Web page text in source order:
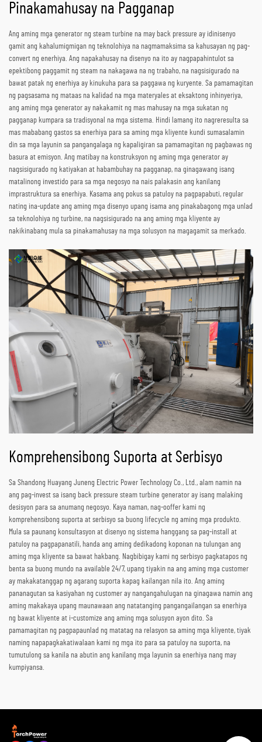
Pinakamahusay na Pagganap
Ang aming mga generator ng steam turbine na may back pressure ay idinisenyo
gamit ang kahalumigmigan ng teknolohiya na nagmamaksima sa kahusayan ng pag-
convert ng enerhiya. Ang napakahusay na disenyo na ito ay nagpapahintulot sa
epektibong paggamit ng steam na nakagawa na ng trabaho, na nagsisigurado na
bawat patak ng enerhiya ay kinukuha para sa paggawa ng kuryente. Sa pamamagitan
ng pagsasama ng mataas na kalidad na mga materyales at eksaktong inhinyeriya,
ang aming mga generator ay nakakamit ng mas mahusay na mga sukatan ng
pagganap kumpara sa tradisyonal na mga sistema. Hindi lamang ito nagreresulta sa
mas mababang gastos sa enerhiya para sa aming mga kliyente kundi sumasalamin
din sa mga layunin sa pangangalaga ng kapaligiran sa pamamagitan ng pagbawas ng
basura at emisyon. Ang matibay na konstruksyon ng aming mga generator ay
nagsisigurado ng katiyakan at habambuhay na pagganap, na ginagawang isang
matalinong investido para sa mga negosyo na nais palakasin ang kanilang
imprastruktura sa enerhiya. Kasama ang pokus sa patuloy na pagpapabuti, regular
nating ina-update ang aming mga disenyo upang isama ang pinakabagong mga unlad
sa teknolohiya ng turbine, na nagsisigurado na ang aming mga kliyente ay
nakikinabang mula sa pinakamahusay na mga solusyon na magagamit sa merkado.
Komprehensibong Suporta at Serbisyo
Sa Shandong Huayang Juneng Electric Power Technology Co., Ltd., alam namin na
ang pag-invest sa isang back pressure steam turbine generator ay isang malaking
desisyon para sa anumang negosyo. Kaya naman, nag-ooffer kami ng
komprehensibong suporta at serbisyo sa buong lifecycle ng aming mga produkto.
Mula sa paunang konsultasyon at disenyo ng sistema hanggang sa pag-install at
patuloy na pagpapanatili, handa ang aming dedikadong koponan na tulungan ang
aming mga kliyente sa bawat hakbang. Nagbibigay kami ng serbisyo pagkatapos ng
benta sa buong mundo na available 24/7, upang tiyakin na ang aming mga customer
ay makakatanggap ng agarang suporta kapag kailangan nila ito. Ang aming
pananagutan sa kasiyahan ng customer ay nangangahulugan na ginagawa namin ang
aming makakaya upang maunawaan ang natatanging pangangailangan sa enerhiya
ng bawat kliyente at i-customize ang aming mga solusyon ayon dito. Sa
pamamagitan ng pagpapaunlad ng matatag na relasyon sa aming mga kliyente, tiyak
naming napapagkakatiwalaan kami ng mga ito para sa patuloy na suporta, na
tumutulong sa kanila na abutin ang kanilang mga layunin sa enerhiya nang may
kumpiyansa.